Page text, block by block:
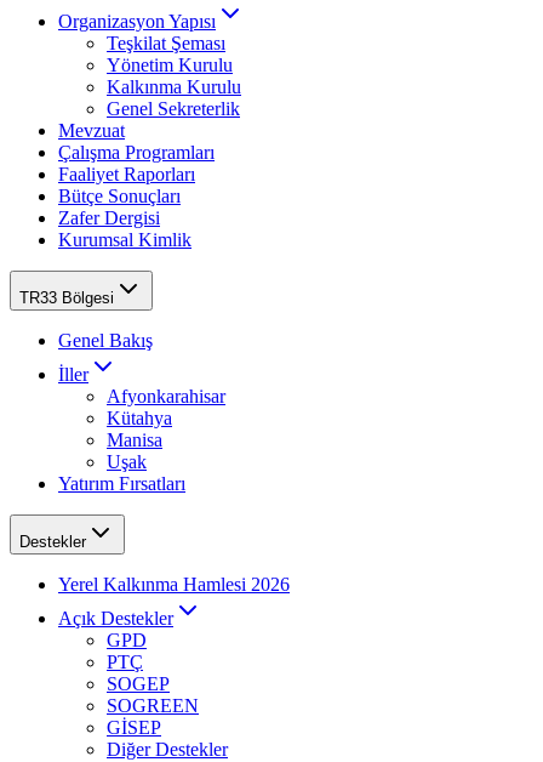
Organizasyon Yapısı
Teşkilat Şeması
Yönetim Kurulu
Kalkınma Kurulu
Genel Sekreterlik
Mevzuat
Çalışma Programları
Faaliyet Raporları
Bütçe Sonuçları
Zafer Dergisi
Kurumsal Kimlik
TR33 Bölgesi
Genel Bakış
İller
Afyonkarahisar
Kütahya
Manisa
Uşak
Yatırım Fırsatları
Destekler
Yerel Kalkınma Hamlesi 2026
Açık Destekler
GPD
PTÇ
SOGEP
SOGREEN
GİSEP
Diğer Destekler